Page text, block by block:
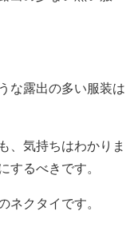
な露出の多い服装は
、気持ちはわかりま
するべきです。
ネクタイです。